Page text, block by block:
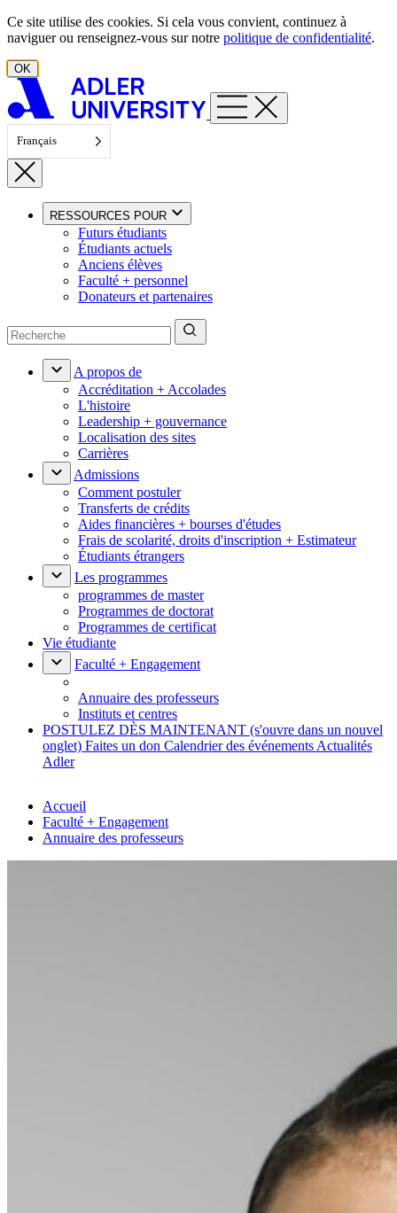
Aller au contenu
Ce site utilise des cookies. Si cela vous convient, continuez à
naviguer ou renseignez-vous sur notre politique de confidentialité.
OK
Français
RESSOURCES POUR
Futurs étudiants
Étudiants actuels
Anciens élèves
Faculté + personnel
Donateurs et partenaires
A propos de
Accréditation + Accolades
L'histoire
Leadership + gouvernance
Localisation des sites
Carrières
Admissions
Comment postuler
Transferts de crédits
Aides financières + bourses d'études
Frais de scolarité, droits d'inscription + Estimateur
Étudiants étrangers
Les programmes
programmes de master
Programmes de doctorat
Programmes de certificat
Vie étudiante
Faculté + Engagement
Annuaire des professeurs
Instituts et centres
POSTULEZ DÈS MAINTENANT (s'ouvre dans un nouvel
onglet) Faites un don Calendrier des événements Actualités
Adler
Accueil
Faculté + Engagement
Annuaire des professeurs